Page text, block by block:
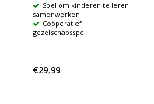
Spel om kinderen te leren
samenwerken
Coöperatief
gezelschapsspel
€29,99